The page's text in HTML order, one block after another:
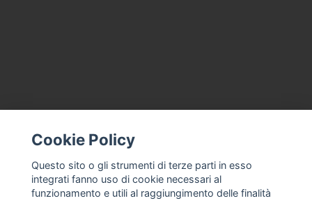
CONTACT US
TERMS AND CONDITIONS
ABOUT US
MACHINE ASSISTANCE FOR ICE CREAM, PROFESSIONAL ICE
Cookie Policy
Questo sito o gli strumenti di terze parti in esso
integrati fanno uso di cookie necessari al
funzionamento e utili al raggiungimento delle finalità